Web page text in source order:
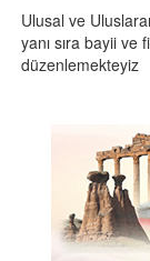
Ulusal ve
yanı sıra bayii ve
düzenlemekteyiz